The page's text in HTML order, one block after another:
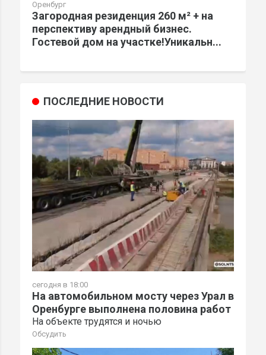
Оренбург
Загородная резиденция 260 м² + на
перспективу арендный бизнес.
Гостевой дом на участке!Уникальн...
ПОСЛЕДНИЕ НОВОСТИ
сегодня в 18:00
На автомобильном мосту через Урал в
Оренбурге выполнена половина работ
На объекте трудятся и ночью
Обсудить